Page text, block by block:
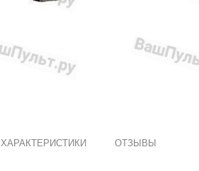
ХАРАКТЕРИСТИКИ ОТЗЫВЫ